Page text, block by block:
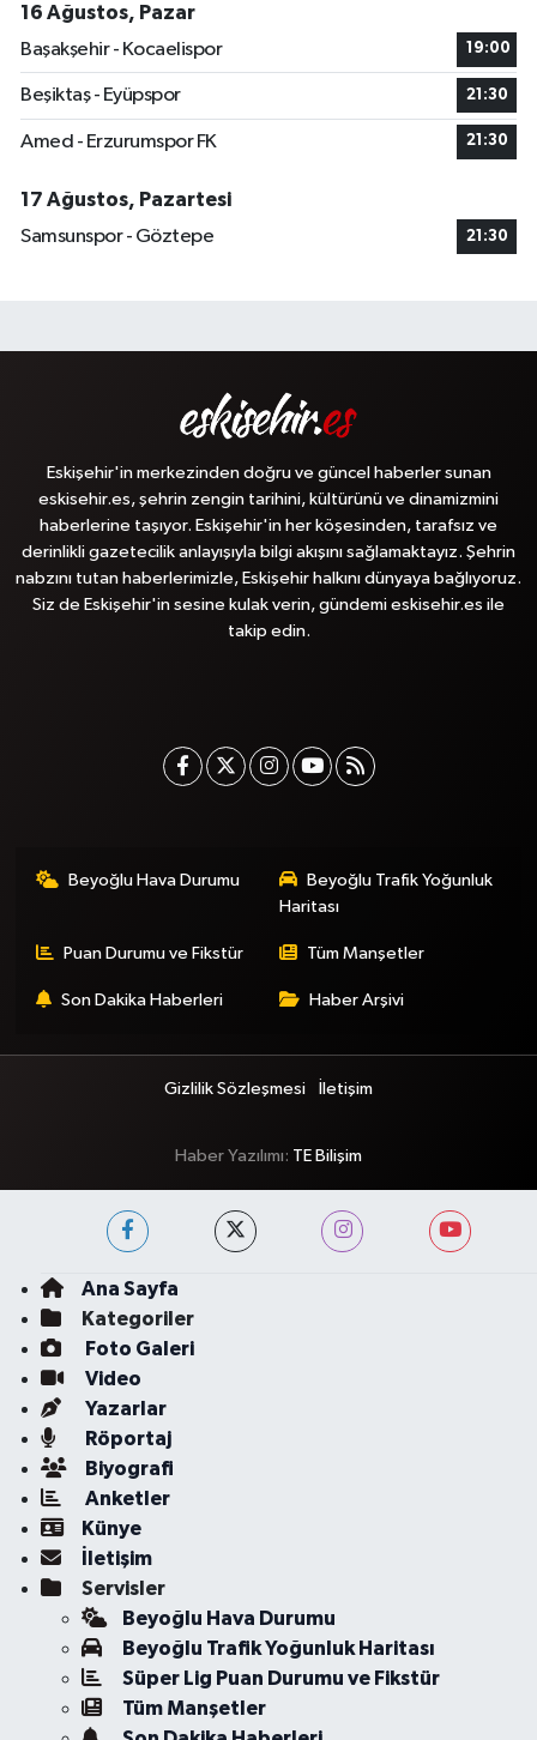
16 Ağustos, Pazar
Başakşehir - Kocaelispor
19:00
Beşiktaş - Eyüpspor 21:30
Amed - Erzurumspor FK 21:30
17 Ağustos, Pazartesi
Samsunspor - Göztepe
21:30
Eskişehir'in merkezinden doğru ve güncel haberler sunan
eskisehir.es, şehrin zengin tarihini, kültürünü ve dinamizmini
haberlerine taşıyor. Eskişehir'in her köşesinden, tarafsız ve
derinlikli gazetecilik anlayışıyla bilgi akışını sağlamaktayız. Şehrin
nabzını tutan haberlerimizle, Eskişehir halkını dünyaya bağlıyoruz.
Siz de Eskişehir'in sesine kulak verin, gündemi eskisehir.es ile
takip edin.
Beyoğlu Hava Durumu
Beyoğlu Trafik Yoğunluk
Haritası
Puan Durumu ve Fikstür Tüm Manşetler
Son Dakika Haberleri Haber Arşivi
Gizlilik Sözleşmesi İletişim
Haber Yazılımı: TE Bilişim
Ana Sayfa
Kategoriler
Foto Galeri
Video
Yazarlar
Röportaj
Biyografi
Anketler
Künye
İletişim
Servisler
Beyoğlu Hava Durumu
Beyoğlu Trafik Yoğunluk Haritası
Süper Lig Puan Durumu ve Fikstür
Tüm Manşetler